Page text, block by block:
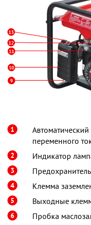
1
переменного
2 Индикатор
3
4 Клемма
5 Выходные
6 Пробка